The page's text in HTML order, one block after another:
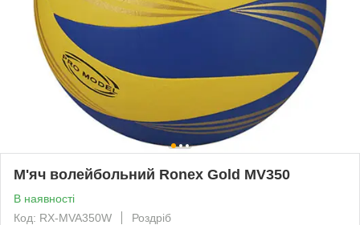
М'яч волейбольний Ronex Gold MV350
В наявності
Код: RX-MVA350W
Роздріб